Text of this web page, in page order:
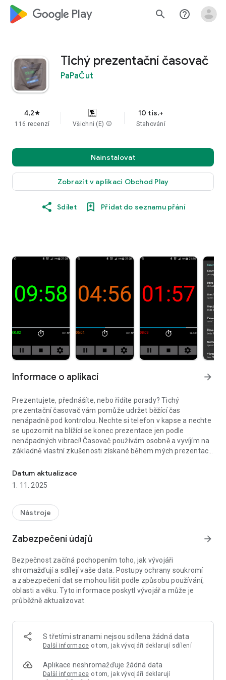
google_logo Play search help_outline
Tichý prezentační časovač
PaPaČut
4,2star
116 recenzí Všichni (E) info
10 tis.+
Stahování
Nainstalovat
Zobrazit v aplikaci Obchod Play
Sdílet Přidat do seznamu přání
Informace o aplikaci arrow_forward
Prezentujete, přednášíte, nebo řídíte porady? Tichý
prezentační časovač vám pomůže udržet běžící čas
nenápadně pod kontrolou. Nechte si telefon v kapse a nechte
se upozornit na blížící se konec prezentace jen podle
nenápadných vibrací! Časovač používám osobně a vyvíjím na
základně vlastní zkušenosti získané během mých prezentací
Aplikace je k dispozici jak pro telefon, tak pro Wear OS. Verze
A to vše zdarma a bez reklam
Co umí? :-)
- odpočítávání a vizualizace zbývajícího času
- tichá indikace vibracemi
- zelená (času dost), oranžová (cca půl je pryč) a červená
(konec se blíží) indikace utíkajícího času
- měření "přetaženého" času na konci prezentace
telefon, tak pro chytré hodinky
- casovac běží na pozadí I KDYŽ APLIKACI OPUSTÍTE (třeba při
uchopení telefonu v kapse), prezentační časovač bude stále
- otočení telefonu ani příchozí hovor časovač nezastaví
- umožňuje vypnout režim spánku
Datum aktualizace
1. 11. 2025
Nástroje
Zabezpečení údajů arrow_forward
Bezpečnost začíná pochopením toho, jak vývojáři
shromažďují a sdílejí vaše data. Postupy ochrany soukromí
a zabezpečení dat se mohou lišit podle způsobu používání,
oblasti a věku. Tyto informace poskytl vývojář a může je
průběžně aktualizovat.
S třetími stranami nejsou sdílena žádná data
Další informace o tom, jak vývojáři deklarují sdílení
Aplikace neshromažďuje žádná data
Další informace o tom, jak vývojáři deklarují